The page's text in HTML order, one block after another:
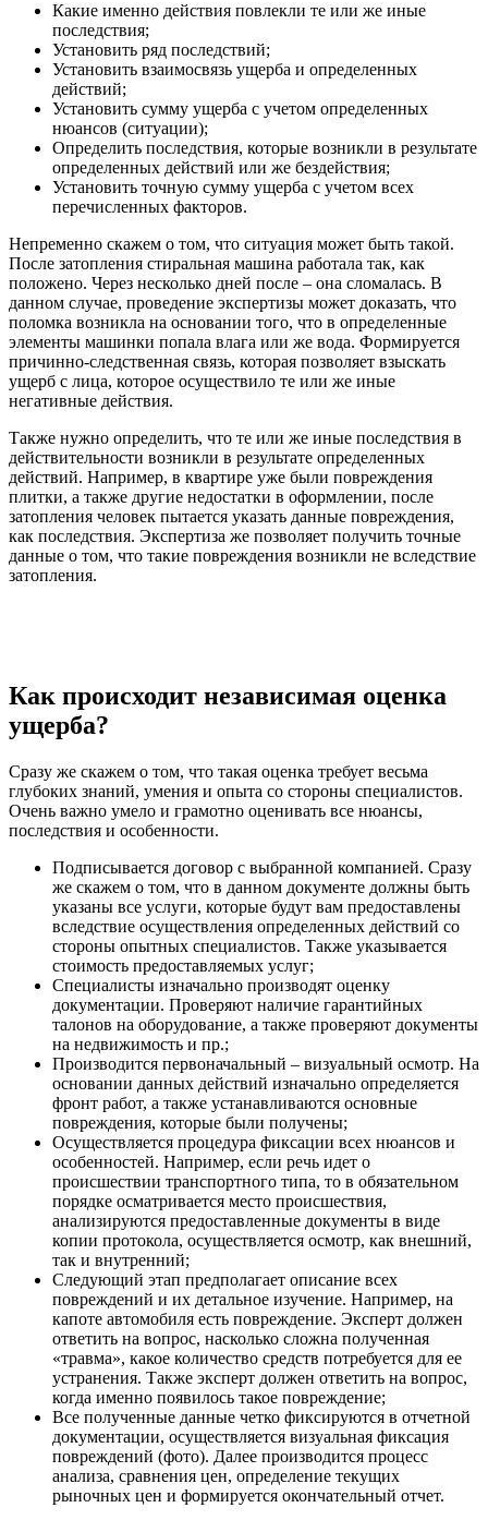
Какие именно действия повлекли те или же иные
последствия;
Установить ряд последствий;
Установить взаимосвязь ущерба и определенных
действий;
Установить сумму ущерба с учетом определенных
нюансов (ситуации);
Определить последствия, которые возникли в результате
определенных действий или же бездействия;
Установить точную сумму ущерба с учетом всех
перечисленных факторов.
Непременно скажем о том, что ситуация может быть такой.
После затопления стиральная машина работала так, как
положено. Через несколько дней после – она сломалась. В
данном случае, проведение экспертизы может доказать, что
поломка возникла на основании того, что в определенные
элементы машинки попала влага или же вода. Формируется
причинно-следственная связь, которая позволяет взыскать
ущерб с лица, которое осуществило те или же иные
негативные действия.
Также нужно определить, что те или же иные последствия в
действительности возникли в результате определенных
действий. Например, в квартире уже были повреждения
плитки, а также другие недостатки в оформлении, после
затопления человек пытается указать данные повреждения,
как последствия. Экспертиза же позволяет получить точные
данные о том, что такие повреждения возникли не вследствие
затопления.
Как происходит независимая оценка
ущерба?
Сразу же скажем о том, что такая оценка требует весьма
глубоких знаний, умения и опыта со стороны специалистов.
Очень важно умело и грамотно оценивать все нюансы,
последствия и особенности.
Подписывается договор с выбранной компанией. Сразу
же скажем о том, что в данном документе должны быть
указаны все услуги, которые будут вам предоставлены
вследствие осуществления определенных действий со
стороны опытных специалистов. Также указывается
стоимость предоставляемых услуг;
Специалисты изначально производят оценку
документации. Проверяют наличие гарантийных
талонов на оборудование, а также проверяют документы
на недвижимость и пр.;
Производится первоначальный – визуальный осмотр. На
основании данных действий изначально определяется
фронт работ, а также устанавливаются основные
повреждения, которые были получены;
Осуществляется процедура фиксации всех нюансов и
особенностей. Например, если речь идет о
происшествии транспортного типа, то в обязательном
порядке осматривается место происшествия,
анализируются предоставленные документы в виде
копии протокола, осуществляется осмотр, как внешний,
так и внутренний;
Следующий этап предполагает описание всех
повреждений и их детальное изучение. Например, на
капоте автомобиля есть повреждение. Эксперт должен
ответить на вопрос, насколько сложна полученная
«травма», какое количество средств потребуется для ее
устранения. Также эксперт должен ответить на вопрос,
когда именно появилось такое повреждение;
Все полученные данные четко фиксируются в отчетной
документации, осуществляется визуальная фиксация
повреждений (фото). Далее производится процесс
анализа, сравнения цен, определение текущих
рыночных цен и формируется окончательный отчет.